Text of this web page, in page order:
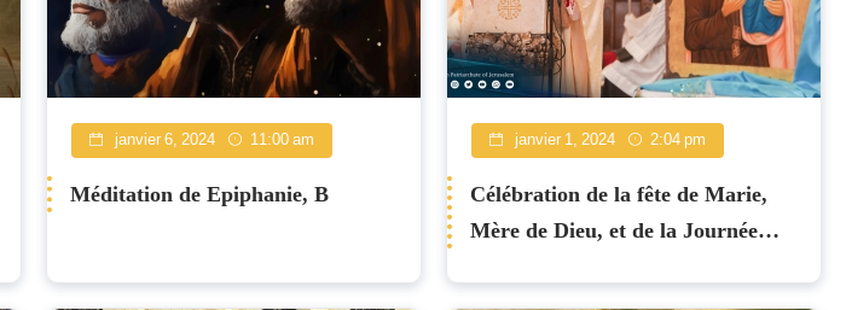
janvier 6, 2024 11:00 am
Méditation de Epiphanie, B
janvier 1, 2024 2:04 pm
Célébration de la fête de Marie,
Mère de Dieu, et de la Journée